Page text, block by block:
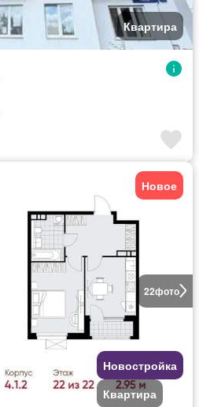
Квартира
22фото
Новое
Новостройка
Квартира